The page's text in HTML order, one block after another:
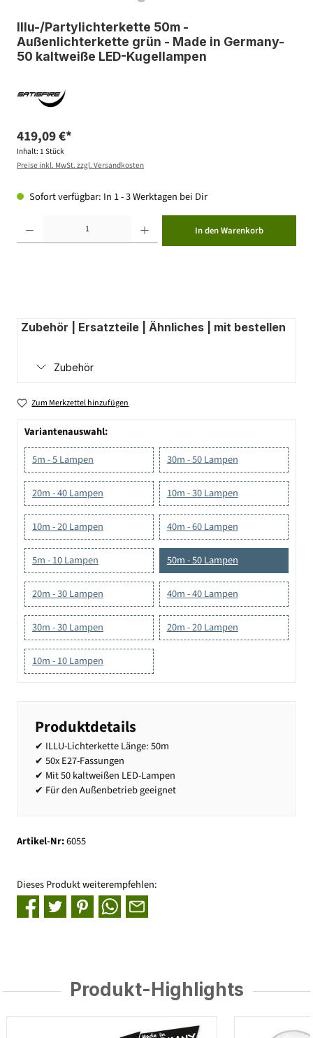
Illu-/Partylichterkette 50m -
Außenlichterkette grün - Made in Germany-
50 kaltweiße LED-Kugellampen
419,09 €*
Inhalt: 1 Stück
Preise inkl. MwSt. zzgl. Versandkosten
Sofort verfügbar: In 1 - 3 Werktagen bei Dir
In den Warenkorb
Zubehör | Ersatzteile | Ähnliches | mit bestellen
Zubehör
Zum Merkzettel hinzufügen
Variantenauswahl:
5m - 5 Lampen
30m - 50 Lampen
20m - 40 Lampen 10m - 30 Lampen
10m - 20 Lampen 40m - 60 Lampen
5m - 10 Lampen 50m - 50 Lampen
20m - 30 Lampen 40m - 40 Lampen
30m - 30 Lampen 20m - 20 Lampen
10m - 10 Lampen
Produktdetails
✔ ILLU-Lichterkette Länge: 50m
✔ 50x E27-Fassungen
✔ Mit 50 kaltweißen LED-Lampen
✔ Für den Außenbetrieb geeignet
Artikel-Nr:6055
Dieses Produkt weiterempfehlen:
Produkt-Highlights